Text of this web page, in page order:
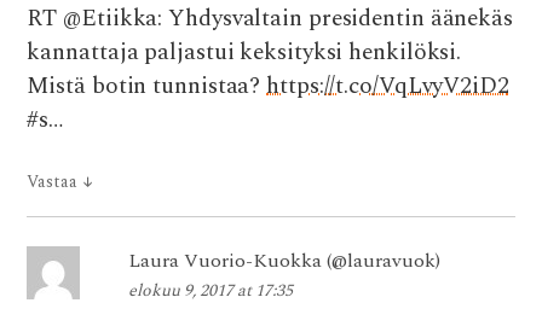
RT @Etiikka: Yhdysvaltain presidentin äänekäs
kannattaja paljastui keksityksi henkilöksi.
Mistä botin tunnistaa?https://t.co/VqLvyV2iD2
#s…
Vastaa ↓
Laura Vuorio-Kuokka (@lauravuok)
elokuu 9, 2017 at 17:35